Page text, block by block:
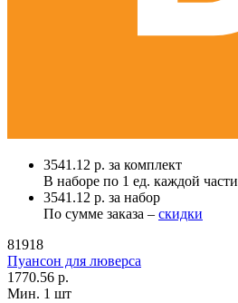
3541.12 р. за комплект
В наборе по 1 ед. каждой части
3541.12 р. за набор
По сумме заказа – скидки
81918
Пуансон для люверса
1770.56 р.
Мин. 1 шт